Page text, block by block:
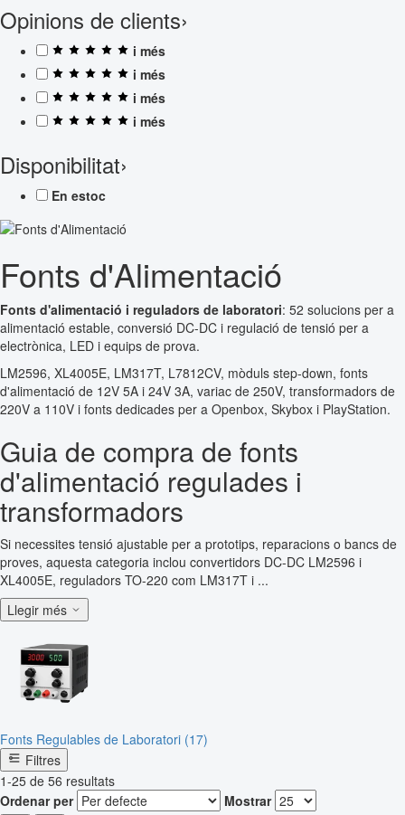
Opinions de clients›
i més
i més
i més
i més
Disponibilitat›
En estoc
Fonts d'Alimentació
Fonts d'alimentació i reguladors de laboratori: 52 solucions per a
alimentació estable, conversió DC-DC i regulació de tensió per a
electrònica, LED i equips de prova.
LM2596, XL4005E, LM317T, L7812CV, mòduls step-down, fonts
d'alimentació de 12V 5A i 24V 3A, variac de 250V, transformadors de
220V a 110V i fonts dedicades per a Openbox, Skybox i PlayStation.
Guia de compra de fonts
d'alimentació regulades i
transformadors
Si necessites tensió ajustable per a prototips, reparacions o bancs de
proves, aquesta categoria inclou convertidors DC-DC LM2596 i
XL4005E, reguladors TO-220 com LM317T i ...
Llegir més
Fonts Regulables de Laboratori (17)
Filtres
1-25 de 56 resultats
Ordenar per
Mostrar